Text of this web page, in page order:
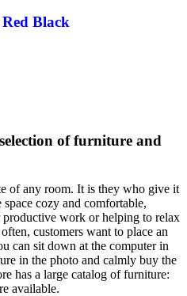
Black
of furniture and
of any room. It is they who give it
cozy and comfortable,
work or helping to relax
customers want to place an
can sit down at the computer in
in the photo and calmly buy the
has a large catalog of furniture:
available.